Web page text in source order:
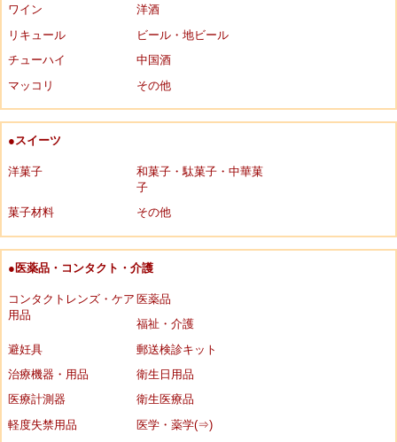
ワイン
洋酒
リキュール
ビール・地ビール
チューハイ
中国酒
マッコリ
その他
●スイーツ
洋菓子
和菓子・駄菓子・中華菓
子
菓子材料
その他
●医薬品・コンタクト・介護
コンタクトレンズ・ケア
用品
医薬品
福祉・介護
避妊具
郵送検診キット
治療機器・用品
衛生日用品
医療計測器
衛生医療品
軽度失禁用品
医学・薬学(⇒)